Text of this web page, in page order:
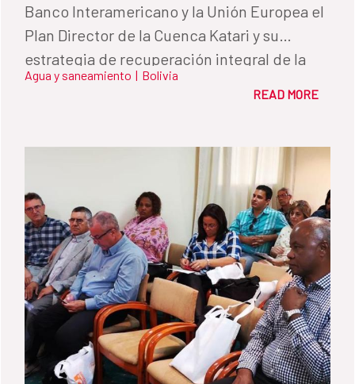
Banco Interamericano y la Unión Europea el
Plan Director de la Cuenca Katari y su
estrategia de recuperación integral de la
cuenca y del lago menor del Titicaca,
Ambiente y Agua de Bolivia y el Programa
de Saneamiento del Lago Titicaca.
Agua y saneamiento | Bolivia
READ MORE